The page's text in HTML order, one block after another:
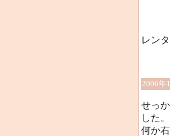
レン
2006年
せっ
した。
何か